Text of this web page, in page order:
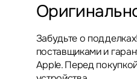
Забудьте о
поставщиками и
Apple. Перед